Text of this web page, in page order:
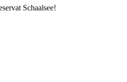
Schaalsee!